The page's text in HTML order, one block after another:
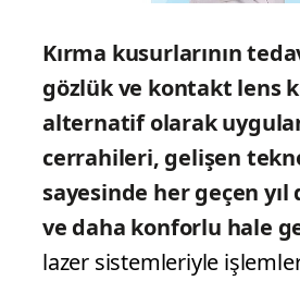
Kırma kusurlarının
gözlük ve kontakt lens
alternatif olarak
cerrahileri, gelişen
sayesinde her geçen
ve daha konforlu hale
lazer sistemleriyle